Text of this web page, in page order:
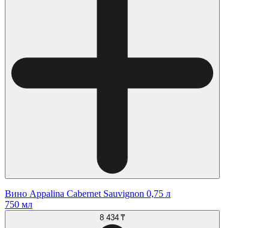
Вино Appalina Cabernet Sauvignon 0,75 л
750 мл
8 434 ₸